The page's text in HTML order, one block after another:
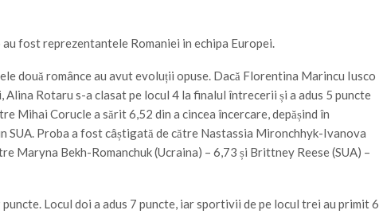
fost reprezentantele Romaniei in echipa Europei.
două românce au avut evoluții opuse. Dacă Florentina Marincu Iusco
Rotaru s-a clasat pe locul 4 la finalul întrecerii și a adus 5 puncte
Mihai Corucle a sărit 6,52 din a cincea încercare, depășind în
Proba a fost câștigată de către Nastassia Mironchhyk-Ivanova
Maryna Bekh-Romanchuk (Ucraina) – 6,73 și Brittney Reese (SUA) –
Locul doi a adus 7 puncte, iar sportivii de pe locul trei au primit 6